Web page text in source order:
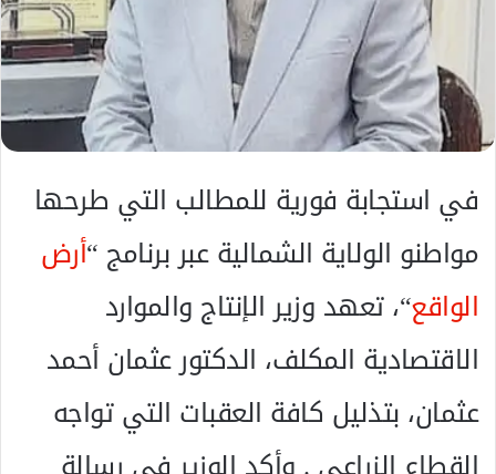
ك
ت
ر
و
ن
ي
​في استجابة فورية للمطالب التي طرحها
مواطنو الولاية الشمالية عبر برنامج “أرض
الواقع“، تعهد وزير الإنتاج والموارد
الاقتصادية المكلف، الدكتور عثمان أحمد
عثمان، بتذليل كافة العقبات التي تواجه